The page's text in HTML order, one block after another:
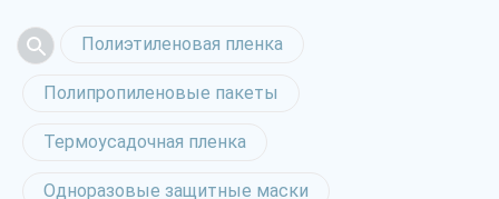
Полиэтиленовая пленка
Полипропиленовые пакеты
Термоусадочная пленка
Одноразовые защитные маски